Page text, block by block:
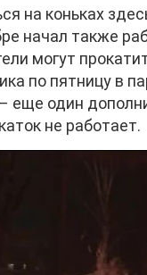
на коньках
начал также
могут
по пятницу в
еще один
не работает.